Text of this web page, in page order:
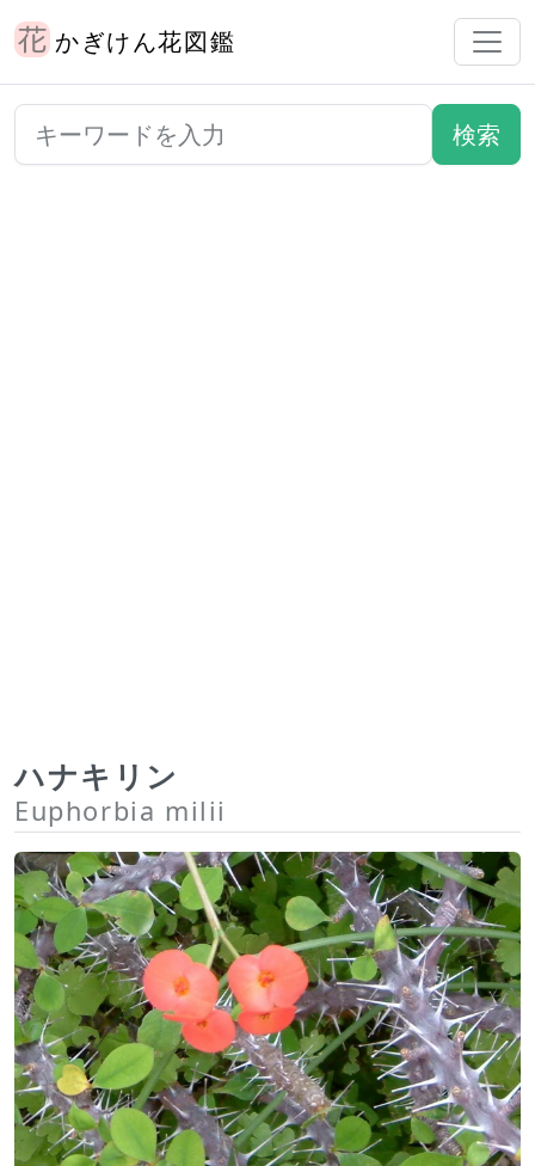
かぎけん花図鑑
ハナキリン
Euphorbia milii